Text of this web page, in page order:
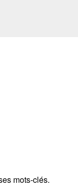
mots-clés.